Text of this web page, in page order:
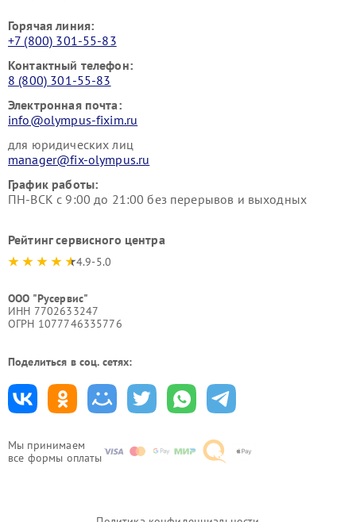
Мы принимаем
все формы оплаты
Горячая линия:
+7 (800) 301-55-83
Контактный телефон:
8 (800) 301-55-83
Электронная почта:
info@olympus-fixim.ru
для юридических лиц
manager@fix-olympus.ru
График работы:
ПН-ВСК с 9:00 до 21:00 без перерывов и выходных
Рейтинг сервисного центра
4.9-5.0
ООО "Русервис"
ИНН 7702633247
ОГРН 1077746335776
Поделиться в соц. сетях: